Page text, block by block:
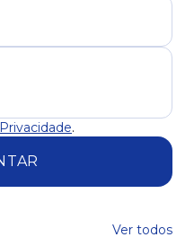
.
Ver todos